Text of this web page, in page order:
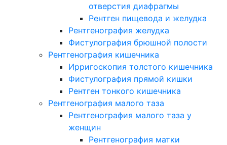
отверстия диафрагмы
Рентген пищевода и желудка
Рентгенография желудка
Фистулография брюшной полости
Рентгенография кишечника
Ирригоскопия толстого кишечника
Фистулография прямой кишки
Рентген тонкого кишечника
Рентгенография малого таза
Рентгенография малого таза у
женщин
Рентгенография матки